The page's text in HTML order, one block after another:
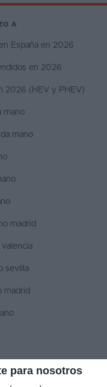
para nosotros
A
España en 2026
en 2026
2026 (HEV y PHEV)
mano
mano
madrid
sevilla
madrid
SÍGUENOS